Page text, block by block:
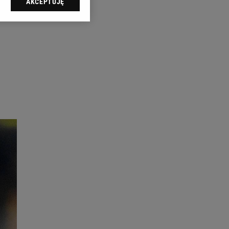
sp. z o.o., jej
swoje preferencje
danych poprzez
Zmiana ustawień
celów identyfikacji.
reklam i treści,